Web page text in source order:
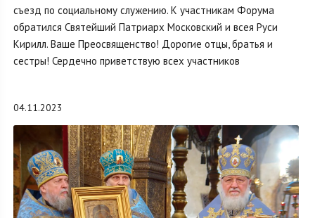
съезд по социальному служению. К участникам Форума
обратился Святейший Патриарх Московский и всея Руси
Кирилл. Ваше Преосвященство! Дорогие отцы, братья и
сестры! Сердечно приветствую всех участников
04.11.2023